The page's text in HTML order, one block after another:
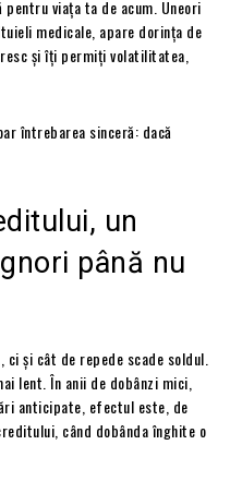
viața ta de acum. Uneori
medicale, apare dorința de
și îți permiți volatilitatea,
întrebarea sinceră: dacă
un
până nu
și cât de repede scade soldul.
lent. În anii de dobânzi mici,
anticipate, efectul este, de
când dobânda înghite o